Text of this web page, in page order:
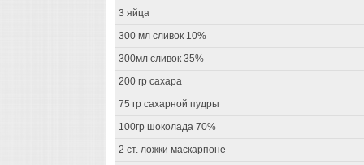
3 яйца
300 мл сливок 10%
300мл сливок 35%
200 гр сахара
75 гр сахарной пудры
100гр шоколада 70%
2 ст. ложки маскарпоне